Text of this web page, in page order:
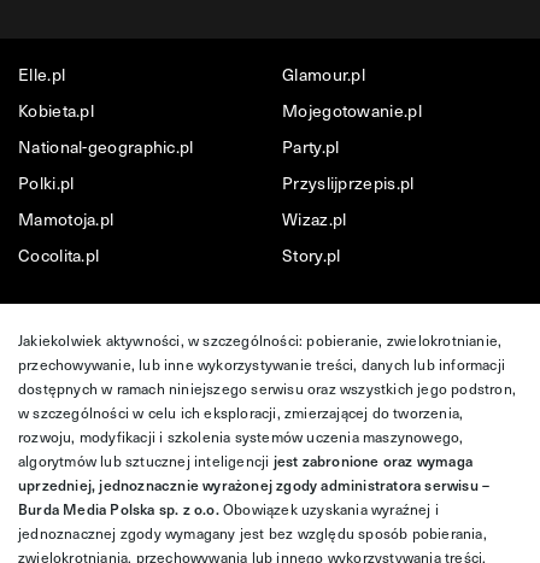
Elle.pl
Glamour.pl
Kobieta.pl
Mojegotowanie.pl
National-geographic.pl
Party.pl
Polki.pl
Przyslijprzepis.pl
Mamotoja.pl
Wizaz.pl
Cocolita.pl
Story.pl
Jakiekolwiek aktywności, w szczególności: pobieranie, zwielokrotnianie,
przechowywanie, lub inne wykorzystywanie treści, danych lub informacji
dostępnych w ramach niniejszego serwisu oraz wszystkich jego podstron,
w szczególności w celu ich eksploracji, zmierzającej do tworzenia,
rozwoju, modyfikacji i szkolenia systemów uczenia maszynowego,
algorytmów lub sztucznej inteligencji jest zabronione oraz wymaga
uprzedniej, jednoznacznie wyrażonej zgody administratora serwisu –
Burda Media Polska sp. z o.o.Obowiązek uzyskania wyraźnej i
jednoznacznej zgody wymagany jest bez względu sposób pobierania,
zwielokrotniania, przechowywania lub innego wykorzystywania treści,